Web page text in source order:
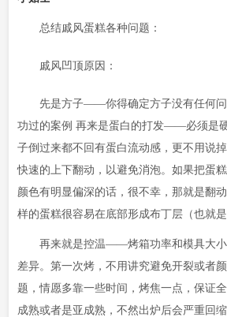
总结戚风蛋糕各种问题：
戚风凹顶原因：
先是方子——你得确定方子没有任何
功过的案例 再来是蛋白的打发——必须是
子倒过来都不回有蛋白流动感，更不用说
快速的上下翻动，以避免消泡。如果把蛋
颜色有明显偏深的话，很不幸，那就是翻
样的蛋糕很容易在底部形成布丁层（也就
再来就是控温——烤箱功率和模具大
差异。第一次烤，不用讲究避免开裂或者
题，情愿多靠一些时间，烤焦一点，保证
成熟或者是亚成熟，不然出炉后会严重回缩